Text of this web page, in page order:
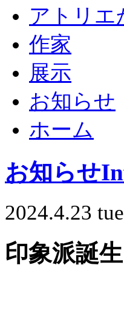
アトリエ
作家
展示
お知らせ
ホーム
お知らせ
2024.4.23 tue
印象派誕